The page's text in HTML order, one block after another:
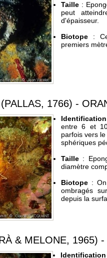
Taille :
peut
d'épaisseur.
Biotope :
premiers
1766) -
Identification
entre 6 et
parfois vers
sphériques
Taille :
diamètre
Biotope :
ombragés
depuis la
& MELONE, 1965)
Identification